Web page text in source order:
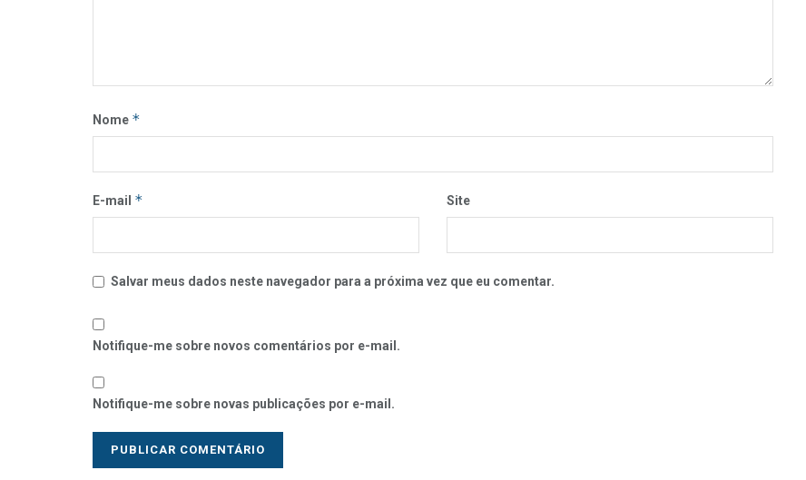
Nome *
E-mail * Site
Salvar meus dados neste navegador para a próxima vez que eu comentar.
Notifique-me sobre novos comentários por e-mail.
Notifique-me sobre novas publicações por e-mail.